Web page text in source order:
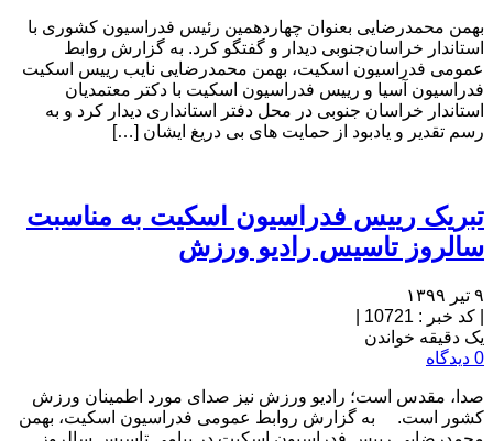
بهمن محمدرضایی بعنوان چهاردهمین رئیس فدراسیون کشوری با
استاندار خراسان‌جنوبی دیدار و گفتگو کرد. به گزارش روابط
عمومی فدراسیون اسکیت، بهمن محمدرضایی نایب رییس اسکیت
فدراسیون آسیا و رییس فدراسیون اسکیت با دکتر معتمدیان
استاندار خراسان جنوبی در محل دفتر استانداری دیدار کرد و به
رسم تقدیر و یادبود از حمایت های بی دریغ ایشان […]
تبریک رییس فدراسیون اسکیت به مناسبت
سالروز تاسیس رادیو ورزش
۹ تیر ۱۳۹۹
کد خبر : 10721
یک دقیقه خواندن
0 دیدگاه
صدا، مقدس است؛ رادیو ورزش نیز صدای مورد اطمینان ورزش
کشور است. به گزارش روابط عمومی فدراسیون اسکیت، بهمن